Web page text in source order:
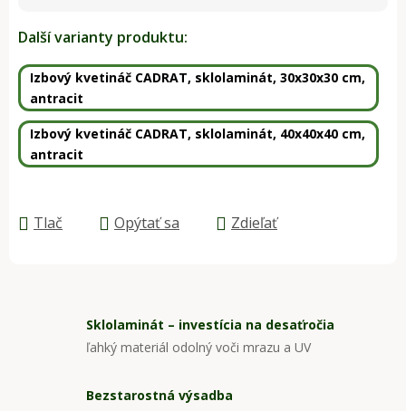
Další varianty produktu:
Izbový kvetináč CADRAT, sklolaminát, 30x30x30 cm,
antracit
Izbový kvetináč CADRAT, sklolaminát, 40x40x40 cm,
antracit
Tlač Opýtať sa Zdieľať
Sklolaminát – investícia na desaťročia
ľahký materiál odolný voči mrazu a UV
Bezstarostná výsadba